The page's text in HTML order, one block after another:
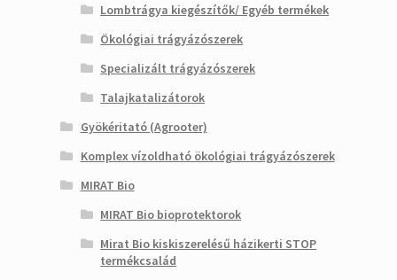
Lombtrágya kiegészítők/ Egyéb termékek
Ökológiai trágyázószerek
Specializált trágyázószerek
Talajkatalizátorok
Gyökéritató (Agrooter)
Komplex vízoldható ökológiai trágyázószerek
MIRAT Bio
MIRAT Bio bioprotektorok
Mirat Bio kiskiszerelésű házikerti STOP
termékcsalád